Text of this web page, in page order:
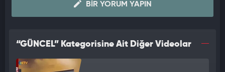
BIR YORUM YAPIN
“GÜNCEL” Kategorisine Ait Diğer Videolar